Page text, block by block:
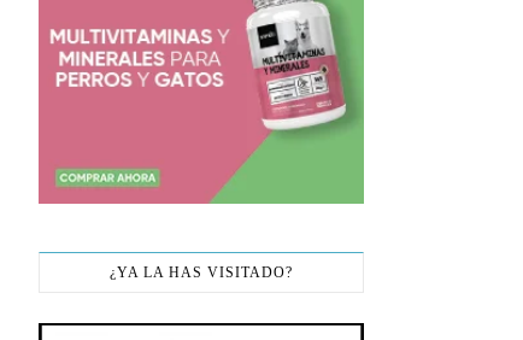
¿YA LA HAS VISITADO?